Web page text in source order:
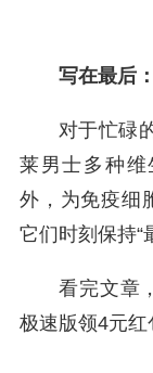
写在最后：
对于忙碌
莱男士多种维
外，为免疫细
它们时刻保持“
看完文章
极速版领4元红